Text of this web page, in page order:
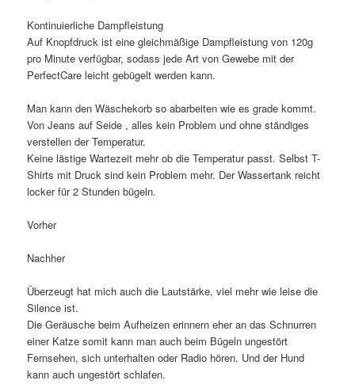
Kontinuierliche Dampfleistung
Auf Knopfdruck ist eine gleichmäßige Dampfleistung von 120g
pro Minute verfügbar, sodass jede Art von Gewebe mit der
PerfectCare leicht gebügelt werden kann.
Man kann den Wäschekorb so abarbeiten wie es grade kommt.
Von Jeans auf Seide , alles kein Problem und ohne ständiges
verstellen der Temperatur.
Keine lästige Wartezeit mehr ob die Temperatur passt. Selbst T-
Shirts mit Druck sind kein Problem mehr. Der Wassertank reicht
locker für 2 Stunden bügeln.
Vorher
Nachher
Überzeugt hat mich auch die Lautstärke, viel mehr wie leise die
Silence ist.
Die Geräusche beim Aufheizen erinnern eher an das Schnurren
einer Katze somit kann man auch beim Bügeln ungestört
Fernsehen, sich unterhalten oder Radio hören. Und der Hund
kann auch ungestört schlafen.